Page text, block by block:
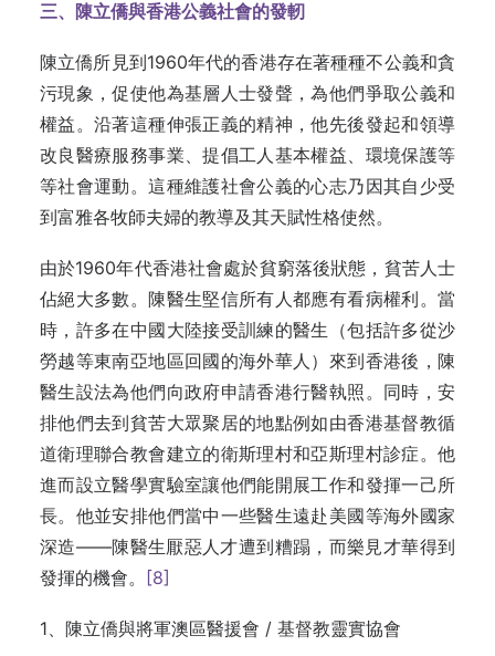
三、陳立僑與香港公義社會的發軔
陳立僑所見到1960年代的香港存在著種種不公義和貪
污現象，促使他為基層人士發聲，為他們爭取公義和
權益。沿著這種伸張正義的精神，他先後發起和領導
改良醫療服務事業、提倡工人基本權益、環境保護等
等社會運動。這種維護社會公義的心志乃因其自少受
到富雅各牧師夫婦的教導及其天賦性格使然。
由於1960年代香港社會處於貧窮落後狀態，貧苦人士
佔絕大多數。陳醫生堅信所有人都應有看病權利。當
時，許多在中國大陸接受訓練的醫生（包括許多從沙
勞越等東南亞地區回國的海外華人）來到香港後，陳
醫生設法為他們向政府申請香港行醫執照。同時，安
排他們去到貧苦大眾聚居的地點例如由香港基督教循
道衛理聯合教會建立的衛斯理村和亞斯理村診症。他
進而設立醫學實驗室讓他們能開展工作和發揮一己所
長。他並安排他們當中一些醫生遠赴美國等海外國家
深造——陳醫生厭惡人才遭到糟蹋，而樂見才華得到
發揮的機會。
[8]
1、陳立僑與將軍澳區醫援會 / 基督教靈實協會